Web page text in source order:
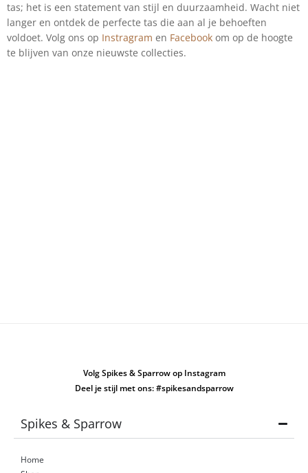
tas; het is een statement van stijl en duurzaamheid. Wacht niet
langer en ontdek de perfecte tas die aan al je behoeften
voldoet. Volg ons op Instragram en Facebook om op de hoogte
te blijven van onze nieuwste collecties.
Volg Spikes & Sparrow op Instagram
Deel je stijl met ons: #spikesandsparrow
Spikes & Sparrow
Home